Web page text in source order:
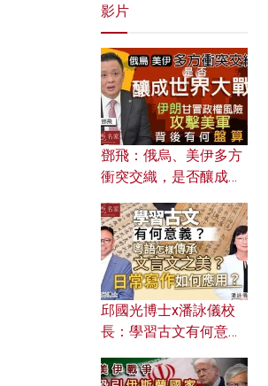
影片
鄧飛：俄烏、美伊多方
衝突交織，是否釀成世
風險攻擊美軍，背後有
何盤算？
邱國光博士x潘詠儀校
長：學習古文有何意
文之美？ 日常寫作如何